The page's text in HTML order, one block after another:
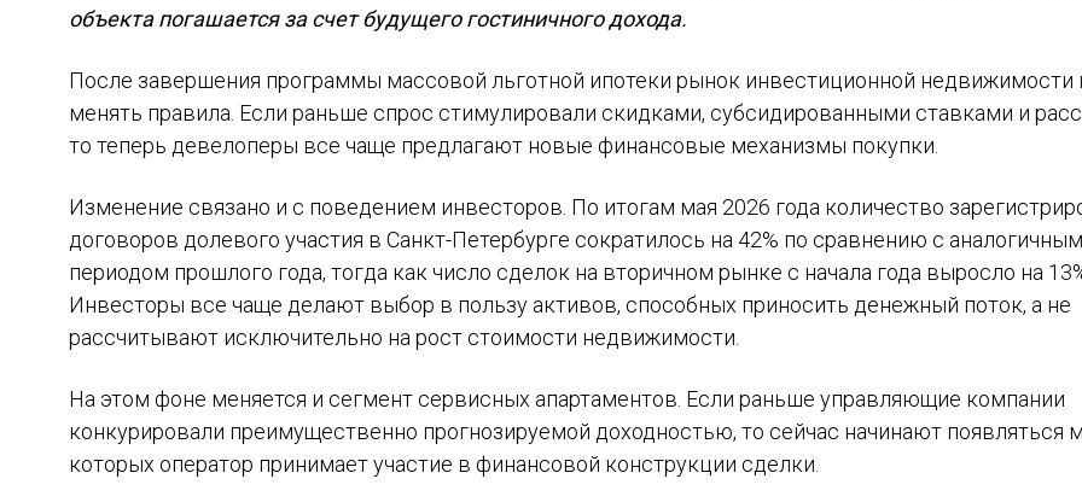
объекта погашается за счет будущего гостиничного дохода.
После завершения программы массовой льготной ипотеки рынок инвестиционной недвижимости
менять правила. Если раньше спрос стимулировали скидками, субсидированными ставками и
то теперь девелоперы все чаще предлагают новые финансовые механизмы покупки.
Изменение связано и с поведением инвесторов. По итогам мая 2026 года количество
договоров долевого участия в Санкт-Петербурге сократилось на 42% по сравнению с аналогичным
периодом прошлого года, тогда как число сделок на вторичном рынке с начала года выросло на
Инвесторы все чаще делают выбор в пользу активов, способных приносить денежный поток, а не
рассчитывают исключительно на рост стоимости недвижимости.
На этом фоне меняется и сегмент сервисных апартаментов. Если раньше управляющие компании
конкурировали преимущественно прогнозируемой доходностью, то сейчас начинают появляться
которых оператор принимает участие в финансовой конструкции сделки.